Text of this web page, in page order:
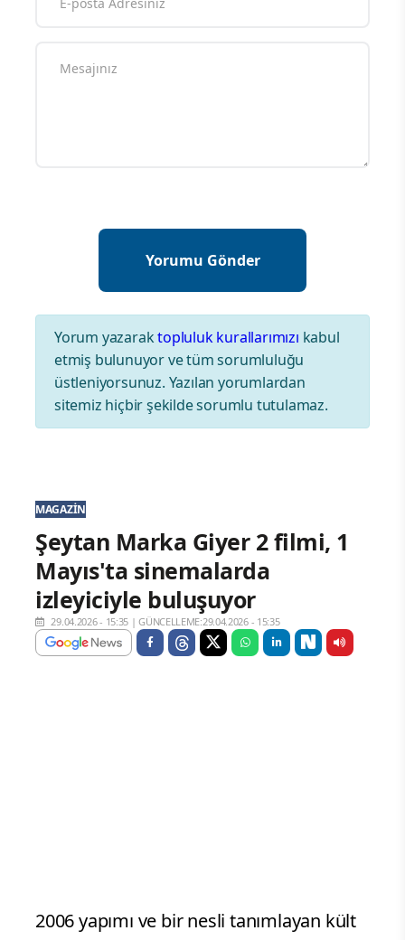
Yorum yazaraktopluluk kurallarımızı kabul
etmiş bulunuyor ve tüm sorumluluğu
üstleniyorsunuz. Yazılan yorumlardan
sitemiz hiçbir şekilde sorumlu tutulamaz.
MAGAZIN
Şeytan Marka Giyer 2 filmi, 1
Mayıs'ta sinemalarda
izleyiciyle buluşuyor
29.04.2026 - 15:35 |GÜNCELLEME:29.04.2026 - 15:35
2006 yapımı ve bir nesli tanımlayan kült